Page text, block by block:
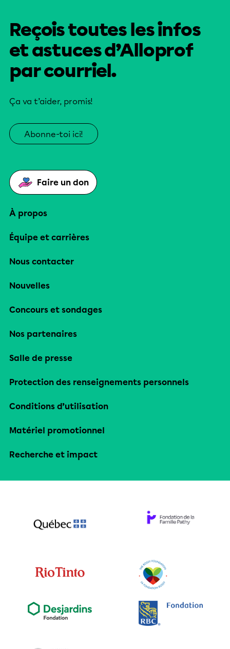
Reçois toutes les infos
et astuces d’Alloprof
par courriel.
Ça va t’aider, promis!
Abonne-toi ici!
Faire un don
À propos
Équipe et carrières
Nous contacter
Nouvelles
Concours et sondages
Nos partenaires
Salle de presse
Protection des renseignements personnels
Conditions d’utilisation
Matériel promotionnel
Recherche et impact